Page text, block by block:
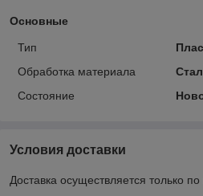
Основные
Тип
Обработка материала
Состояние
Условия доставки
Доставка осуществляется только по